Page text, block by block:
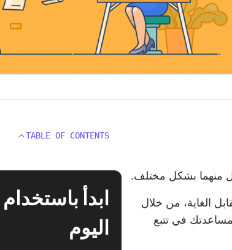
منهما بشكل مختلف.
الغاية، من خلال
في تتبع
TABLE OF CONTENTS
اليوم